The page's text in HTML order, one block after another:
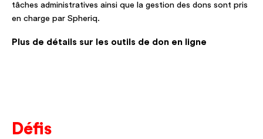
tâches administratives ainsi que la gestion des dons sont pris
en charge par Spheriq.
Plus de détails sur les outils de don en ligne
Défis